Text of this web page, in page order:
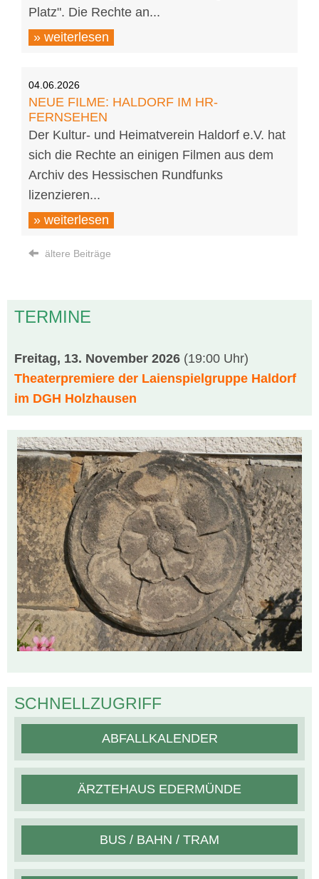
Platz". Die Rechte an...
» weiterlesen
04.06.2026
NEUE FILME: HALDORF IM HR-
FERNSEHEN
Der Kultur- und Heimatverein Haldorf e.V. hat
sich die Rechte an einigen Filmen aus dem
Archiv des Hessischen Rundfunks
lizenzieren...
» weiterlesen
ältere Beiträge
TERMINE
Freitag, 13. November 2026 (19:00 Uhr)
Theaterpremiere der Laienspielgruppe Haldorf
im DGH Holzhausen
SCHNELLZUGRIFF
ABFALLKALENDER
ÄRZTEHAUS EDERMÜNDE
BUS / BAHN / TRAM